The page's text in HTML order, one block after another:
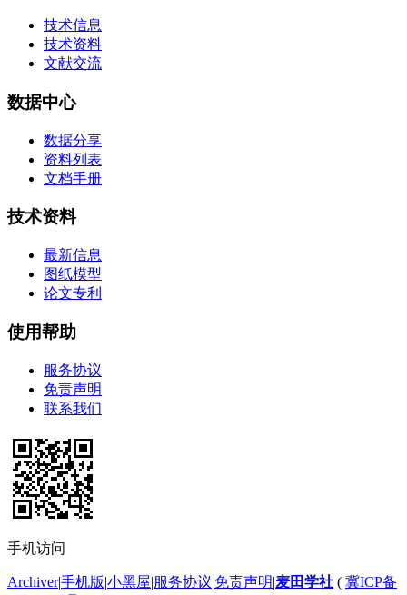
技术信息
技术资料
文献交流
数据中心
数据分享
资料列表
文档手册
技术资料
最新信息
图纸模型
论文专利
使用帮助
服务协议
免责声明
联系我们
手机访问
Archiver|手机版|小黑屋|服务协议|免责声明|麦田学社 ( 冀ICP备